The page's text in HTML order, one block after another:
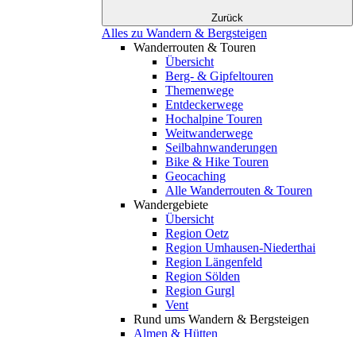
Zurück
Alles zu Wandern & Bergsteigen
Wanderrouten & Touren
Übersicht
Berg- & Gipfeltouren
Themenwege
Entdeckerwege
Hochalpine Touren
Weitwanderwege
Seilbahnwanderungen
Bike & Hike Touren
Geocaching
Alle Wanderrouten & Touren
Wandergebiete
Übersicht
Region Oetz
Region Umhausen-Niederthai
Region Längenfeld
Region Sölden
Region Gurgl
Vent
Rund ums Wandern & Bergsteigen
Almen & Hütten